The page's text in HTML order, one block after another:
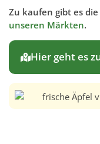
Zu kaufen gibt es
unseren Märkten.
Hier geht es